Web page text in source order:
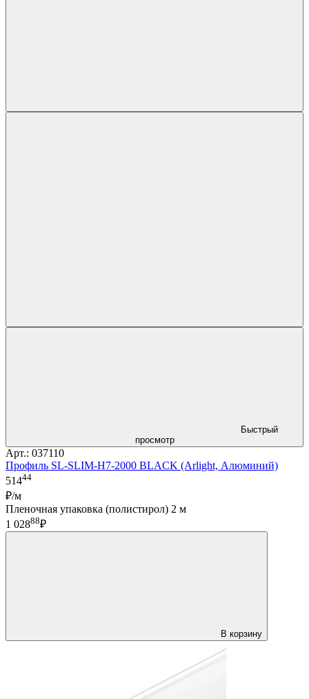
Быстрый
просмотр
Арт.: 037110
Профиль SL-SLIM-H7-2000 BLACK (Arlight, Алюминий)
51444
₽/м
Пленочная упаковка (полистирол) 2 м
1 02888₽
В корзину